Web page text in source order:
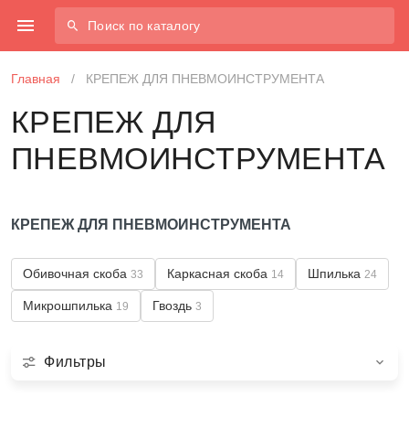
Поиск по каталогу
Главная / КРЕПЕЖ ДЛЯ ПНЕВМОИНСТРУМЕНТА
КРЕПЕЖ ДЛЯ
ПНЕВМОИНСТРУМЕНТА
КРЕПЕЖ ДЛЯ ПНЕВМОИНСТРУМЕНТА
Обивочная скоба 33 Каркасная скоба 14 Шпилька 24
Микрошпилька 19 Гвоздь 3
Фильтры